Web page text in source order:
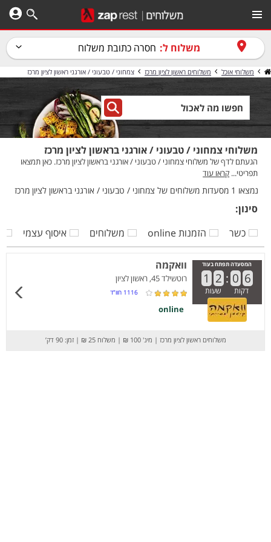
משלוח ל: חסרה כתובת משלוח
משלוחי אוכל משלוחים ראשון לציון מרכז צמחוני / טבעוני / אורגני ראשון לציון מרכז
משלוחי צמחוני / טבעוני / אורגני בראשון לציון מרכז
הגעתם לדף של משלוחי צמחוני / טבעוני / אורגני בראשון לציון מרכז. כאן תמצאו
תפריטי... קראו עוד
נמצאו 1 מסעדות משלוחים של צמחוני / טבעוני / אורגני בראשון לציון מרכז
סינון:
כשר
הזמנות online משלוחים איסוף עצמי
המסעדה תפתח בעוד
1 2 : 0 6
דקות שעות
וואקמה
רוטשילד 45, ראשון לציון
1116 חוו”ד
online
משלוחים ראשון לציון מרכז | מינ' 100 ₪ | משלוח 25 ₪ | זמן: 90 דק’